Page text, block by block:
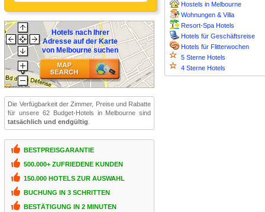
Hotels nach Ihrer
Adresse auf der Karte
von Melbourne suchen
Die Verfügbarkeit der Zimmer, Preise und Rabatte
für unsere 62 Budget-Hotels in Melbourne sind
tatsächlich und endgültig
BESTPREISGARANTIE
500.000+ ZUFRIEDENE KUNDEN
150.000 HOTELS ZUR AUSWAHL
BUCHUNG IN 3 SCHRITTEN
BESTÄTIGUNG IN 2 MINUTEN
Hostels in Melbourne
Wohnungen & Villa
Resort-Spa Hotels
Hotels für Geschäftsreise
Hotels für Flitterwochen
5 Sterne Hotels
4 Sterne Hotels